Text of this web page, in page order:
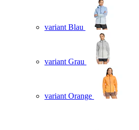
variant Blau
variant Grau
variant Orange